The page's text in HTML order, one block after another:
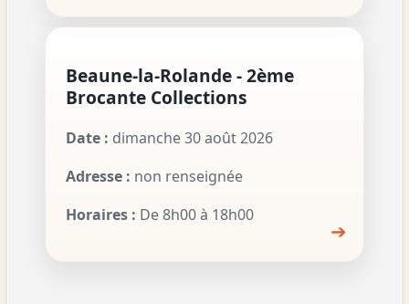
Beaune-la-Rolande - 2ème
Brocante Collections
Date : dimanche 30 août 2026
Adresse : non renseignée
Horaires : De 8h00 à 18h00
➔